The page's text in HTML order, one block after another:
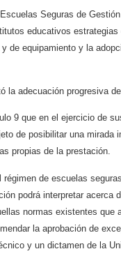
Seguras de
educativos estrategias
y de equipamiento y la
la adecuación progresiva
9 que en el ejercicio de
de posibilitar una mirada
propias de la prestación.
de escuelas seguras
podrá interpretar acerca
normas existentes que
la aprobación de
y un dictamen de la